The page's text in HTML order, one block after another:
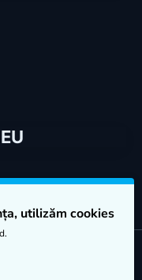
utilizăm cookies